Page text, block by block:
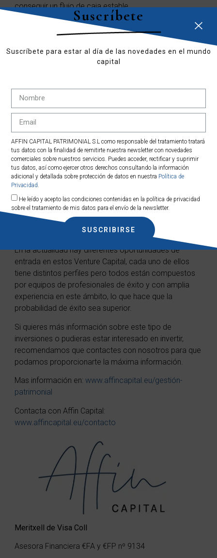
conseguir un flujo de caja estable.
4ª Expansión y Salida: son las dos últimas fases dónde
después de un período de expansión en nuevos
mercados se procede a la venta de la Startup.
La manera más fácil y recomendable de invertir en
Venture Capital, que entran en las compañías cuando
están en fase seed o early (según el Venture Capital).
Los Venture Capital son empresas que no solo
invierten en startups sino que están compuestas de
mentores y expertos que acompañan, orientan y
supervisan a estos emprendedores para que sus
proyectos acaben siendo proyectos de éxito.
Invertir en un Venture Capital es invertir en distintas
startups, lo que conlleva que el riesgo quede
neutralizado ya que en el caso de que un proyecto no
llegue a buen puerto, queda compensado con el éxito
En la actualidad hay diferentes oportunidades de
entrada en estos Venture Capital, cada uno de ellos
tiene distintos perfiles pero todos están compuestos
por equipos de profesionales de éxito y con amplia
experiencia en este ámbito, lo que hace que la
probabilidad de éxito sea superior.
Si quieres más información sobre este tipo de
inversiones o pudieras estar interesado en invertir,
recomendamos que contactes con nosotros para que
podamos proporcionarte la máxima información.
Mas información en: www.affincapital.eu/gestión-
patrimonial
Contacta con Affin Capital:
www.affincapital.eu/contacto
Meritxell de Visa Coll
Asesora Financiera €FA y €FP nº 9134
Suscríbete
Suscríbete para estar al día de las novedades en el mundo
capital
AFFIN CAPITAL PATRIMONIAL S.L como responsable del tratamiento tratará
tus datos con la finalidad de remitirte nuestra newsletter con novedades
comerciales sobre nuestros servicios. Puedes acceder, rectificar y suprimir
tus datos, así como ejercer otros derechos consultando la información
adicional y detallada sobre protección de datos en nuestra Política de
Privacidad
He leído y acepto las condiciones contenidas en la política de privacidad
sobre el tratamiento de mis datos para el envío de la newsletter.
SUSCRIBIRSE